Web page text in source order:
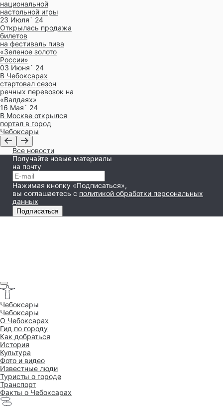
национальной
настольной игры
23 Июля` 24
Открылась продажа
билетов
на фестиваль пива
«Зеленое золото
России»
03 Июня` 24
В Чебоксарах
стартовал сезон
речных перевозок на
«Валдаях»
16 Мая` 24
В Москве открылся
портал в город
Чебоксары
Все новости
Получайте новые материалы
на почту
Нажимая кнопку «Подписаться»,
вы соглашаетесь с политикой обработки персональных
данных
Подписаться
Чебоксары
Чебоксары
O Чебоксарах
Гид по городу
Как добраться
История
Культура
Фото и видео
Известные люди
Туристы о городе
Транспорт
Факты о Чебоксарах